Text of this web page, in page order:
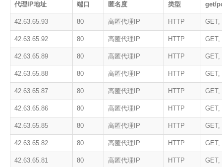
代理IP地址 端口 匿名度 类型 get/
42.63.65.93 80 高匿代理IP HTTP GET,
42.63.65.92 80 高匿代理IP HTTP GET,
42.63.65.89 80 高匿代理IP HTTP GET,
42.63.65.88 80 高匿代理IP HTTP GET,
42.63.65.87 80 高匿代理IP HTTP GET,
42.63.65.86 80 高匿代理IP HTTP GET,
42.63.65.85 80 高匿代理IP HTTP GET,
42.63.65.82 80 高匿代理IP HTTP GET,
42.63.65.81 80 高匿代理IP HTTP GET,